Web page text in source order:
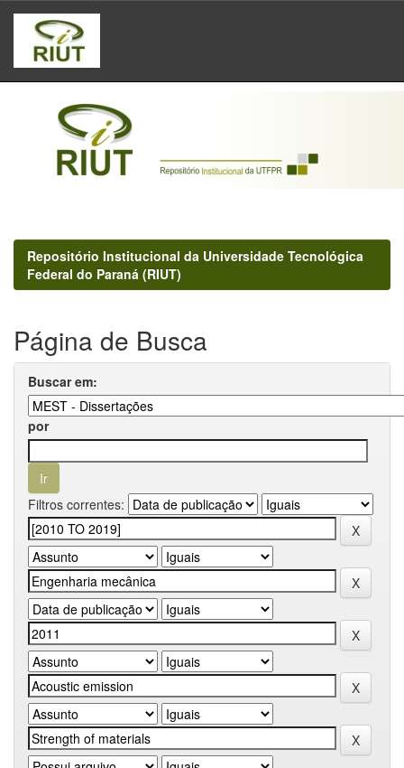
Skip
navigation
Repositório Institucional da Universidade Tecnológica
Federal do Paraná (RIUT)
Página de Busca
Buscar em:
por
Filtros correntes: